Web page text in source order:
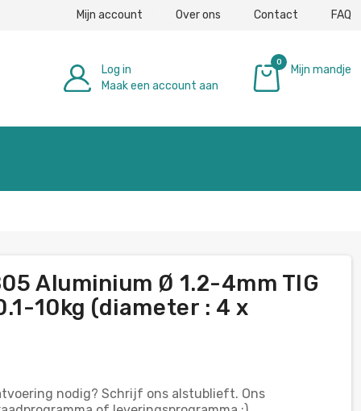
Mijn account Over ons Contact FAQ
Log in
Maak een account aan
0
Mijn mandje
Aluminium Ø 1.2-4mm TIG
10kg (diameter : 4 x
nodig? Schrijf ons alstublieft. Ons